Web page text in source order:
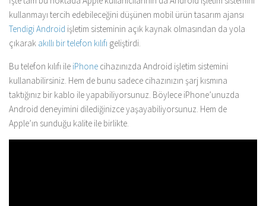
kullanmayı tercih edebileceğini düşünen mobil ürün tasarım ajansı
TendigiAndroid işletim sisteminin açık kaynak olmasından da yola
çıkarak akıllı bir telefon kılıfı geliştirdi.
Bu telefon kılıfı ile iPhone cihazınızda Android işletim sistemini
kullanabilirsiniz. Hem de bunu sadece cihazınızın şarj kısmına
taktığınız bir kablo ile yapabiliyorsunuz. Böylece iPhone’unuzda
Android deneyimini dilediğinizce yaşayabiliyorsunuz. Hem de
Apple’ın sunduğu kalite ile birlikte.